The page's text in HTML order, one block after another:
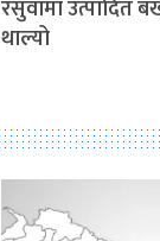
रसुवामा उत्पादित
थाल्यो